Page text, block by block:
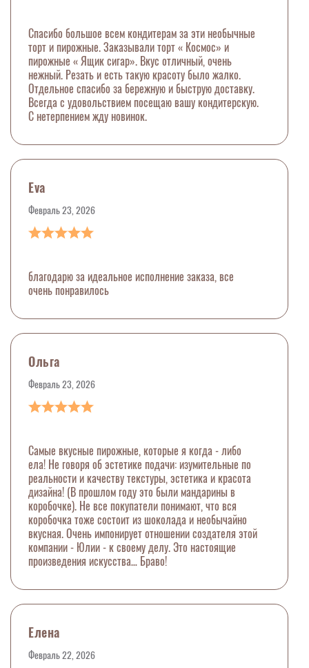
Спасибо большое всем кондитерам за эти необычные
торт и пирожные. Заказывали торт « Космос» и
пирожные « Ящик сигар». Вкус отличный, очень
нежный. Резать и есть такую красоту было жалко.
Отдельное спасибо за бережную и быструю доставку.
Всегда с удовольствием посещаю вашу кондитерскую.
С нетерпением жду новинок.
Eva
Февраль 23, 2026
благодарю за идеальное исполнение заказа, все
очень понравилось
Ольга
Февраль 23, 2026
Самые вкусные пирожные, которые я когда - либо
ела! Не говоря об эстетике подачи: изумительные по
реальности и качеству текстуры, эстетика и красота
дизайна! (В прошлом году это были мандарины в
коробочке). Не все покупатели понимают, что вся
коробочка тоже состоит из шоколада и необычайно
вкусная. Очень импонирует отношении создателя этой
компании - Юлии - к своему делу. Это настоящие
произведения искусства… Браво!
Елена
Февраль 22, 2026